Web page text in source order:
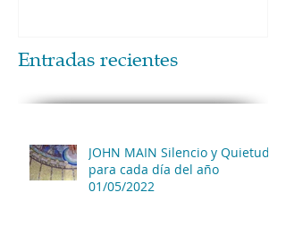
Entradas recientes
JOHN MAIN Silencio y Quietud
para cada día del año
01/05/2022